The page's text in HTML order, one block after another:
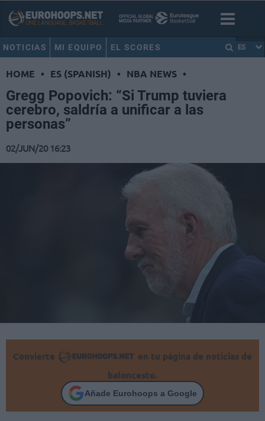
NOTICIAS MI EQUIPO EL SCORES ES
HOME • ES (SPANISH) • NBA NEWS •
Gregg Popovich: “Si Trump tuviera
cerebro, saldría a unificar a las
personas”
02/JUN/20 16:23
Convierte
en tu página de noticias de
baloncesto.
Añade Eurohoops a Google